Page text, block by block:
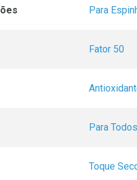
Para
Fator 50
Para
Toque